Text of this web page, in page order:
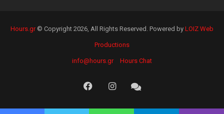
Hours.gr© Copyright 2026, All Rights Reserved. Powered by LOIZ Web
Productions
info@hours.gr Hours Chat
FacebookInstagramHours
Chat